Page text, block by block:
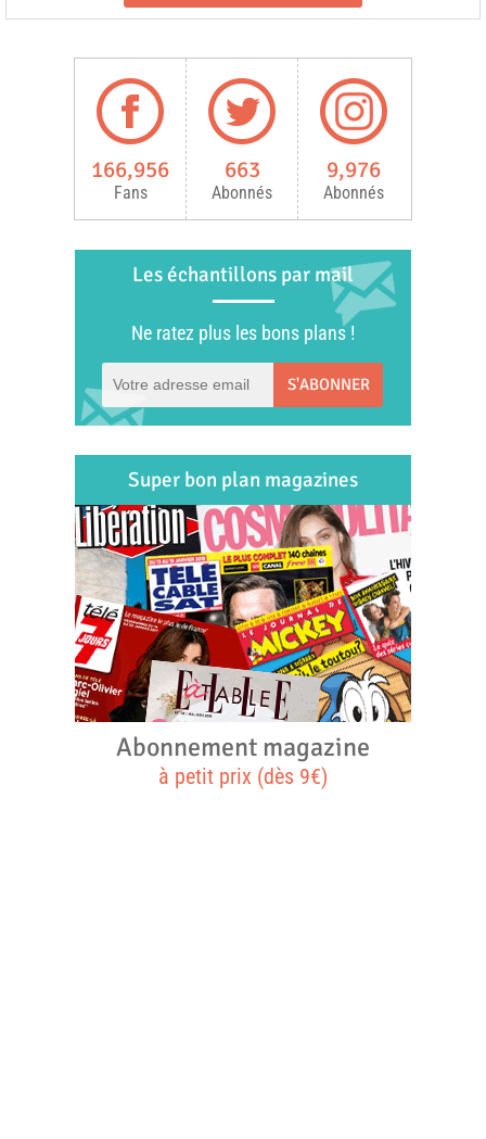
166,956
Fans
663
Abonnés
9,976
Abonnés
Les échantillons par mail
Ne ratez plus les bons plans !
S'ABONNER
Super bon plan magazines
Abonnement magazine
à petit prix (dès 9€)